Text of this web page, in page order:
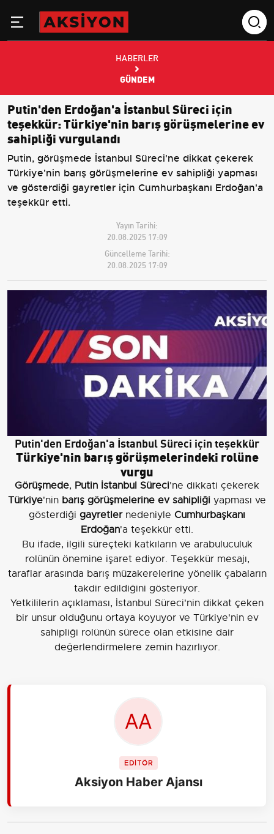
HABERLER
GÜNDEM
Putin'den Erdoğan'a İstanbul Süreci için
teşekkür: Türkiye'nin barış görüşmelerine ev
sahipliği vurgulandı
Putin, görüşmede İstanbul Süreci'ne dikkat çekerek
Türkiye'nin barış görüşmelerine ev sahipliği yapması
ve gösterdiği gayretler için Cumhurbaşkanı Erdoğan'a
teşekkür etti.
Yayın Tarihi:
20.08.2025 17:09
Güncelleme Tarihi:
20.08.2025 17:09
Putin'den Erdoğan'a İstanbul Süreci için teşekkür
Türkiye'nin barış görüşmelerindeki rolüne
vurgu
Görüşmede, Putin İstanbul Süreci'ne dikkati çekerek
Türkiye'nin barış görüşmelerine ev sahipliği yapması ve
gösterdiği gayretlernedeniyle Cumhurbaşkanı
Erdoğan'a teşekkür etti.
Bu ifade, ilgili süreçteki katkıların ve arabuluculuk
rolünün önemine işaret ediyor. Teşekkür mesajı,
taraflar arasında barış müzakerelerine yönelik çabaların
takdir edildiğini gösteriyor.
Yetkililerin açıklaması, İstanbul Süreci'nin dikkat çeken
bir unsur olduğunu ortaya koyuyor ve Türkiye'nin ev
sahipliği rolünün sürece olan etkisine dair
değerlendirmelere zemin hazırlıyor.
EDİTÖR
Aksiyon Haber Ajansı